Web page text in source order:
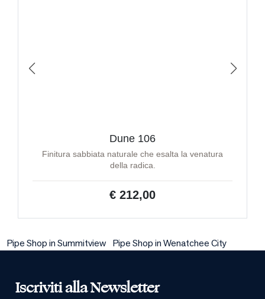
Dune 106
Finitura sabbiata naturale che esalta la venatura
della radica.
€ 212,00
Pipe Shop in Summitview Pipe Shop in Wenatchee City
Iscriviti alla Newsletter